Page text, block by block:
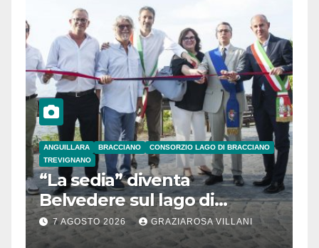
ANGUILLARA BRACCIANO
CONSORZIO LAGO DI BRACCIANO
TREVIGNANO
“La sedia” diventa
Belvedere sul lago di
Bracciano: ieri
l’inaugurazione
7 AGOSTO 2026 GRAZIAROSA VILLANI